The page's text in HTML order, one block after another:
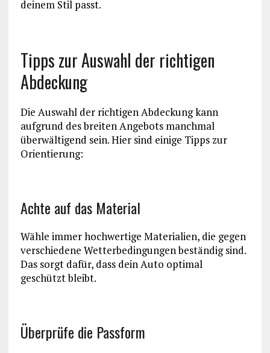
deinem Stil passt.
Tipps zur Auswahl der richtigen
Abdeckung
Die Auswahl der richtigen Abdeckung kann
aufgrund des breiten Angebots manchmal
überwältigend sein. Hier sind einige Tipps zur
Orientierung:
Achte auf das Material
Wähle immer hochwertige Materialien, die gegen
verschiedene Wetterbedingungen beständig sind.
Das sorgt dafür, dass dein Auto optimal
geschützt bleibt.
Überprüfe die Passform